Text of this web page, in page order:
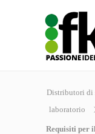
Distributori di
laboratorio
Requisiti per